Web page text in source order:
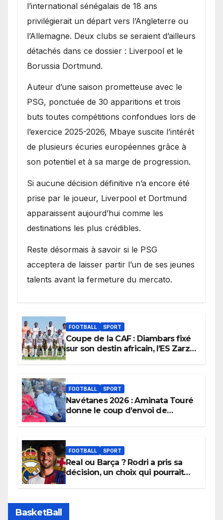
l’international sénégalais de 18 ans
privilégierait un départ vers l’Angleterre ou
l’Allemagne. Deux clubs se seraient d’ailleurs
détachés dans ce dossier : Liverpool et le
Borussia Dortmund.
Auteur d’une saison prometteuse avec le
PSG, ponctuée de 30 apparitions et trois
buts toutes compétitions confondues lors de
l’exercice 2025-2026, Mbaye suscite l’intérêt
de plusieurs écuries européennes grâce à
son potentiel et à sa marge de progression.
Si aucune décision définitive n’a encore été
prise par le joueur, Liverpool et Dortmund
apparaissent aujourd’hui comme les
destinations les plus crédibles.
Reste désormais à savoir si le PSG
acceptera de laisser partir l’un de ses jeunes
talents avant la fermeture du mercato.
FOOTBALL SPORT
Coupe de la CAF : Diambars fixé
sur son destin africain, l’ES Zarzis
FOOTBALL SPORT
Navétanes 2026 : Aminata Touré
donne le coup d’envoi de
apaisées.
FOOTBALL SPORT
Real ou Barça ? Rodri a pris sa
décision, un choix qui pourrait
BasketBall